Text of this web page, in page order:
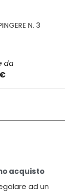
N. 3
da
acquisto
ad un